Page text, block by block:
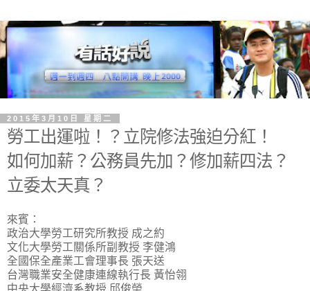
2015年3月10日 星期二
勞工出運啦！？立院修法強迫分紅！
如何加薪？公務員先加？修加薪四法？
立委太天真？
來賓：
政治大學勞工研究所教授 成之約
文化大學勞工關係所副教授 李健鴻
全國保全產業工會理事長 張天送
台灣職業安全健康連線執行長 黃怡翎
中央大學經濟系教授 邱俊榮